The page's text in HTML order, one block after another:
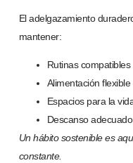
El adelgazamiento
mantener:
Rutinas
Alimentación flexible
Espacios para la
Descanso adecuado
Un hábito sostenible es
constante.